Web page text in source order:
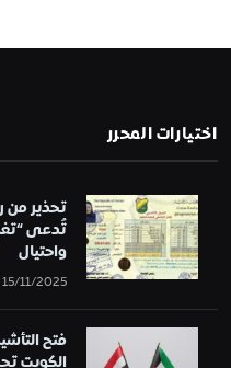
اختيارات المحرر
تحذير من
تُدعى
واحتيال
15/11/2025
فتح